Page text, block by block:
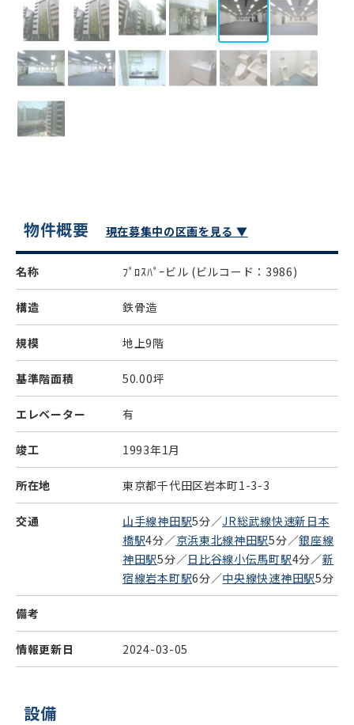
物件概要 現在募集中の区画を見る ▼
名称 ﾌﾟﾛｽﾊﾟｰビル (ビルコード：3986)
構造 鉄骨造
規模 地上9階
基準階面積 50.00坪
エレベーター 有
竣工 1993年1月
所在地 東京都千代田区岩本町1-3-3
交通 山手線神田駅5分／JR総武線快速新日本
橋駅4分／京浜東北線神田駅5分／銀座線
神田駅5分／日比谷線小伝馬町駅4分／新
宿線岩本町駅6分／中央線快速神田駅5分
備考
情報更新日 2024-03-05
設備